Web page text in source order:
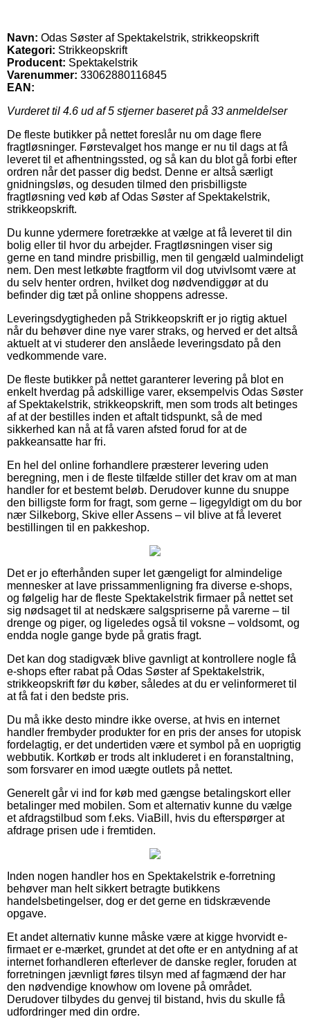
Navn: Odas Søster af Spektakelstrik, strikkeopskrift
Kategori: Strikkeopskrift
Producent: Spektakelstrik
Varenummer: 33062880116845
EAN:
Vurderet til 4.6 ud af 5 stjerner baseret på 33 anmeldelser
De fleste butikker på nettet foreslår nu om dage flere
fragtløsninger. Førstevalget hos mange er nu til dags at få
leveret til et afhentningssted, og så kan du blot gå forbi efter
ordren når det passer dig bedst. Denne er altså særligt
gnidningsløs, og desuden tilmed den prisbilligste
fragtløsning ved køb af Odas Søster af Spektakelstrik,
strikkeopskrift.
Du kunne ydermere foretrække at vælge at få leveret til din
bolig eller til hvor du arbejder. Fragtløsningen viser sig
gerne en tand mindre prisbillig, men til gengæld ualmindeligt
nem. Den mest letkøbte fragtform vil dog utvivlsomt være at
du selv henter ordren, hvilket dog nødvendiggør at du
befinder dig tæt på online shoppens adresse.
Leveringsdygtigheden på Strikkeopskrift er jo rigtig aktuel
når du behøver dine nye varer straks, og herved er det altså
aktuelt at vi studerer den anslåede leveringsdato på den
vedkommende vare.
De fleste butikker på nettet garanterer levering på blot en
enkelt hverdag på adskillige varer, eksempelvis Odas Søster
af Spektakelstrik, strikkeopskrift, men som trods alt betinges
af at der bestilles inden et aftalt tidspunkt, så de med
sikkerhed kan nå at få varen afsted forud for at de
pakkeansatte har fri.
En hel del online forhandlere præsterer levering uden
beregning, men i de fleste tilfælde stiller det krav om at man
handler for et bestemt beløb. Derudover kunne du snuppe
den billigste form for fragt, som gerne – ligegyldigt om du bor
nær Silkeborg, Skive eller Assens – vil blive at få leveret
bestillingen til en pakkeshop.
Det er jo efterhånden super let gængeligt for almindelige
mennesker at lave prissammenligning fra diverse e-shops,
og følgelig har de fleste Spektakelstrik firmaer på nettet set
sig nødsaget til at nedskære salgspriserne på varerne – til
drenge og piger, og ligeledes også til voksne – voldsomt, og
endda nogle gange byde på gratis fragt.
Det kan dog stadigvæk blive gavnligt at kontrollere nogle få
e-shops efter rabat på Odas Søster af Spektakelstrik,
strikkeopskrift før du køber, således at du er velinformeret til
at få fat i den bedste pris.
Du må ikke desto mindre ikke overse, at hvis en internet
handler frembyder produkter for en pris der anses for utopisk
fordelagtig, er det undertiden være et symbol på en uoprigtig
webbutik. Kortkøb er trods alt inkluderet i en foranstaltning,
som forsvarer en imod uægte outlets på nettet.
Generelt går vi ind for køb med gængse betalingskort eller
betalinger med mobilen. Som et alternativ kunne du vælge
et afdragstilbud som f.eks. ViaBill, hvis du efterspørger at
afdrage prisen ude i fremtiden.
Inden nogen handler hos en Spektakelstrik e-forretning
behøver man helt sikkert betragte butikkens
handelsbetingelser, dog er det gerne en tidskrævende
opgave.
Et andet alternativ kunne måske være at kigge hvorvidt e-
firmaet er e-mærket, grundet at det ofte er en antydning af at
internet forhandleren efterlever de danske regler, foruden at
forretningen jævnligt føres tilsyn med af fagmænd der har
den nødvendige knowhow om lovene på området.
Derudover tilbydes du genvej til bistand, hvis du skulle få
udfordringer med din ordre.